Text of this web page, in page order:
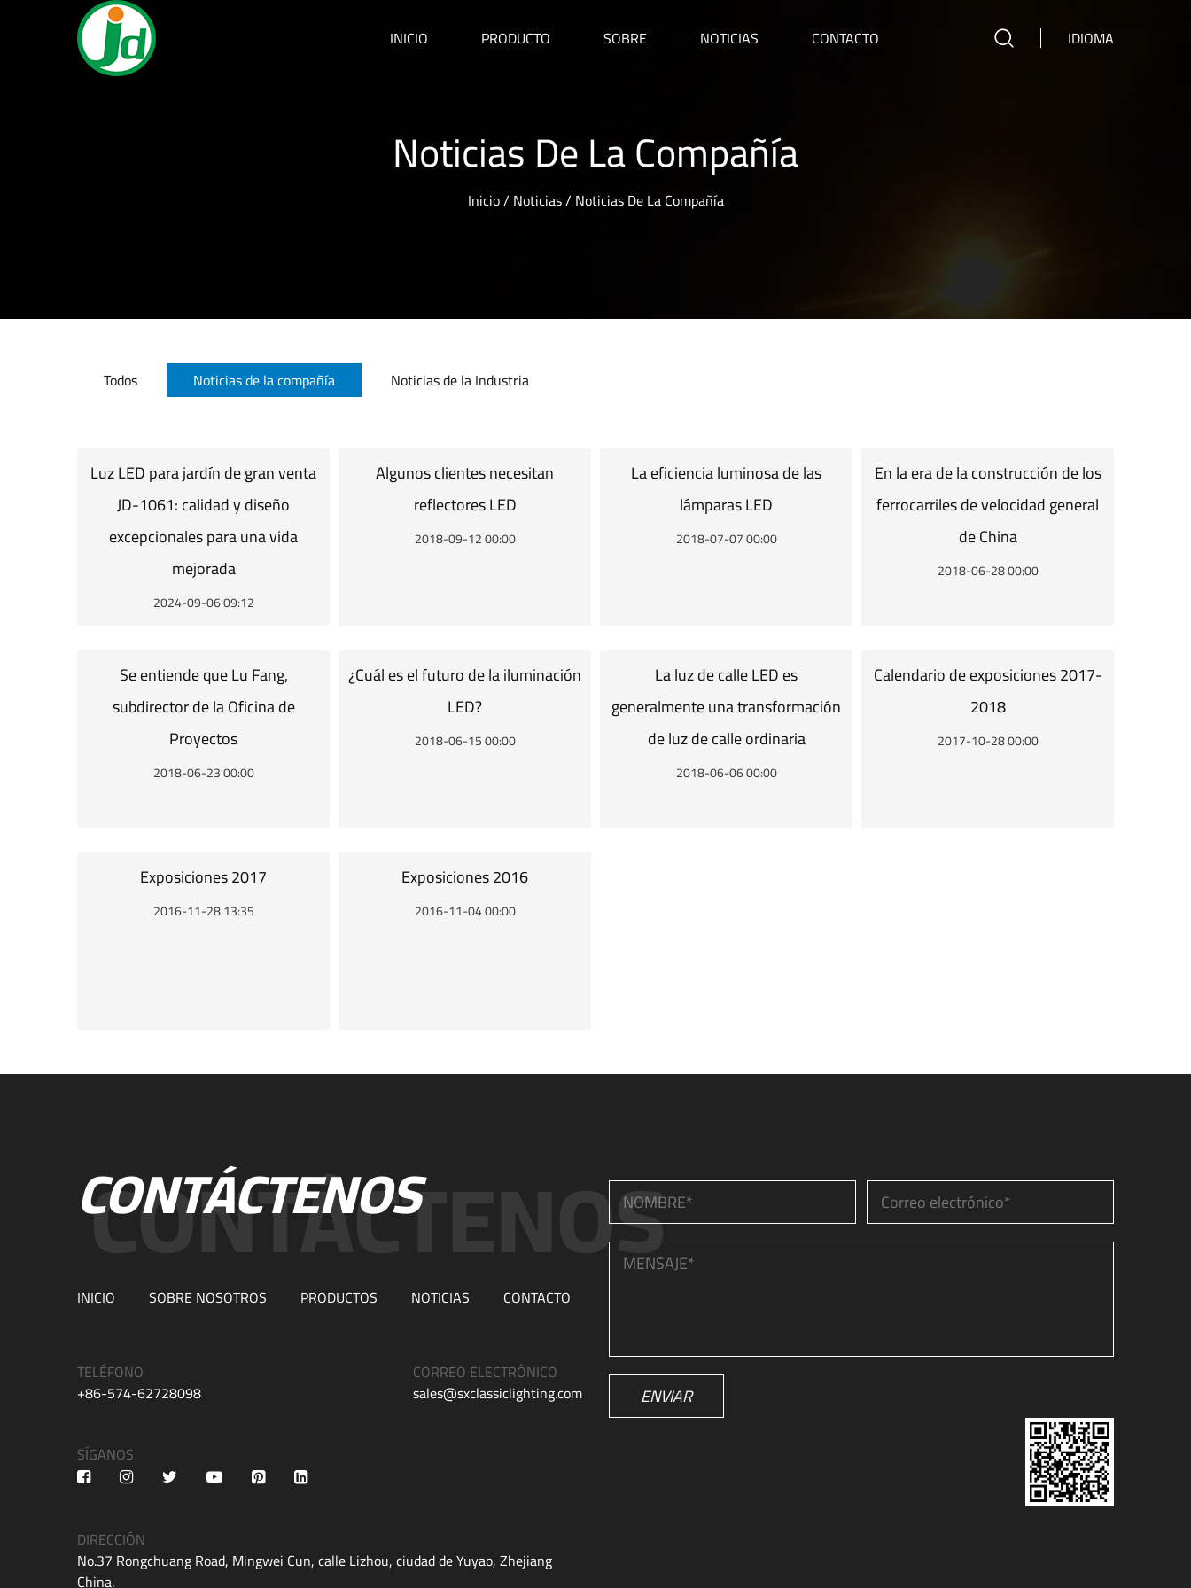
INICIO PRODUCTO SOBRE NOTICIAS CONTACTO IDIOMA
Noticias De La Compañía
Inicio/ Noticias/ Noticias De La Compañía
Todos Noticias de la compañía Noticias de la Industria
Luz LED para jardín de gran venta
JD-1061: calidad y diseño
excepcionales para una vida
mejorada
2024-09-06 09:12
Algunos clientes necesitan
reflectores LED
2018-09-12 00:00
La eficiencia luminosa de las
lámparas LED
2018-07-07 00:00
En la era de la construcción de los
ferrocarriles de velocidad general
de China
2018-06-28 00:00
Se entiende que Lu Fang,
subdirector de la Oficina de
Proyectos
2018-06-23 00:00
¿Cuál es el futuro de la iluminación
LED?
2018-06-15 00:00
La luz de calle LED es
generalmente una transformación
de luz de calle ordinaria
2018-06-06 00:00
Calendario de exposiciones 2017-
2018
2017-10-28 00:00
Exposiciones 2017
2016-11-28 13:35
Exposiciones 2016
2016-11-04 00:00
CONTÁCTENOS
INICIO SOBRE NOSOTROS PRODUCTOS NOTICIAS CONTACTO
TELÉFONO
+86-574-62728098
CORREO ELECTRÓNICO
sales@sxclassiclighting.com
SÍGANOS
DIRECCIÓN
No.37 Rongchuang Road, Mingwei Cun, calle Lizhou, ciudad de Yuyao, Zhejiang
China.
ENVIAR